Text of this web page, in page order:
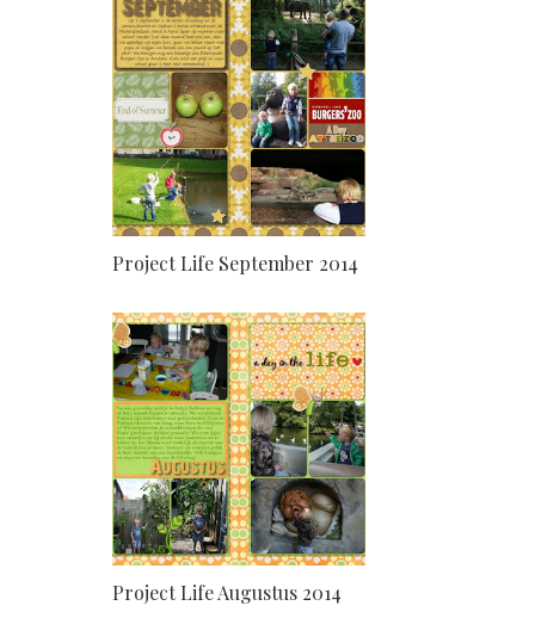
Project Life September 2014
Project Life Augustus 2014